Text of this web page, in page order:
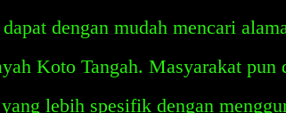
dengan mudah mencari
Koto Tangah. Masyarakat pun
lebih spesifik dengan